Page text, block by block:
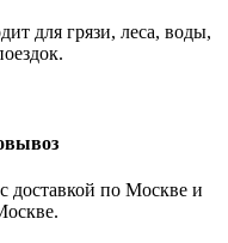
для грязи, леса, воды,
доставкой по Москве и